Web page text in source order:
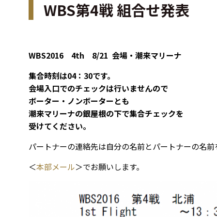
WBS第4戦 組合せ発表
WBS2016 4th 8/21 会場・潮来マリーナ
集合時刻は04：30です。
会場入口でのチェックは行いませんので
ボーター・ノンボーターとも
潮来マリーナの銀屋根の下で集合チェックを
受けてください。
パートナーの連絡先は自分の名前とパートナーの名
＜本部メール＞でお願いします。